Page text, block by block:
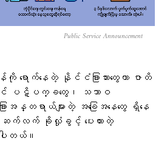
Public Service Announcement
ရောက်နေတဲ့ နိုင်ငံခြားသားတွေဟာ ဇာတိ
ပဋိပက္ခတွေ၊ သဘာဝ
အန္တရာယ်များတဲ့ အခြေအနေတွေ ရှိနေ
လက် ခိုလှုံခွင့် ပေးထားတဲ့
ါတယ်။